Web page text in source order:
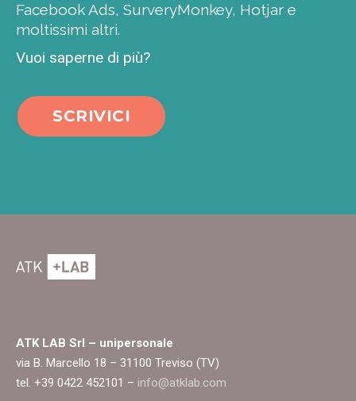
Facebook Ads, SurveryMonkey, Hotjar e
moltissimi altri.
Vuoi saperne di più?
SCRIVICI
ATK LAB Srl – unipersonale
via B. Marcello 18 – 31100 Treviso (TV)
tel. +39 0422 452101 – info@atklab.com